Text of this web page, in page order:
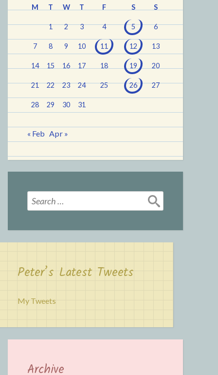
M T W T F S S
1 2 3 4 5 6
7 8 9 10 11 12 13
14 15 16 17 18 19 20
21 22 23 24 25 26 27
28 29 30 31
« Feb Apr »
Search
for:
Peter’s Latest Tweets
My Tweets
Archive